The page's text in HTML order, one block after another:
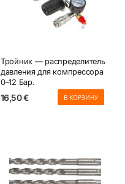
Тройник — распределитель
давления для компрессора
0–12 Бар.
16,50€ В КОРЗИНУ